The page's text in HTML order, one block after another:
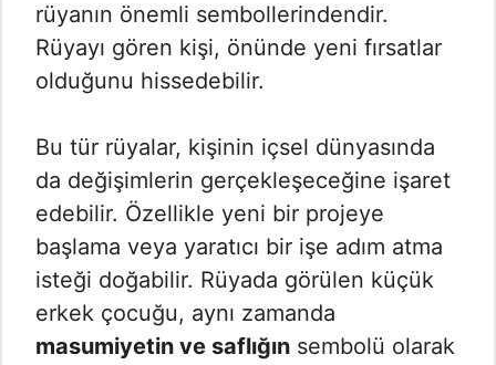
rüyanın önemli sembollerindendir.
Rüyayı gören kişi, önünde yeni fırsatlar
olduğunu hissedebilir.
Bu tür rüyalar, kişinin içsel dünyasında
da değişimlerin gerçekleşeceğine işaret
edebilir. Özellikle yeni bir projeye
başlama veya yaratıcı bir işe adım atma
isteği doğabilir. Rüyada görülen küçük
erkek çocuğu, aynı zamanda
masumiyetin ve saflığın sembolü olarak